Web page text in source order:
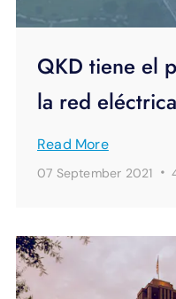
QKD tiene el
la red eléctrica
Read More
07 September 2021 ·